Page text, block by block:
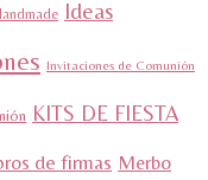
Ideas
Invitaciones de Comunión
KITS DE FIESTA
de firmas Merbo